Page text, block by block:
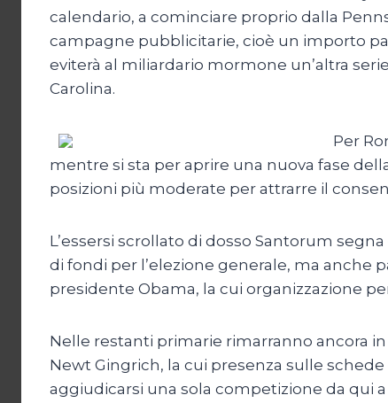
calendario, a cominciare proprio dalla
campagne pubblicitarie, cioè un importo
eviterà al miliardario mormone un’altra
Carolina.
Per
mentre si sta per aprire una nuova fase
posizioni più moderate per attrarre il
L’essersi scrollato di dosso Santorum
di fondi per l’elezione generale, ma anche
presidente Obama, la cui organizzazione
Nelle restanti primarie rimarranno ancora
Newt Gingrich, la cui presenza sulle
aggiudicarsi una sola competizione da qui